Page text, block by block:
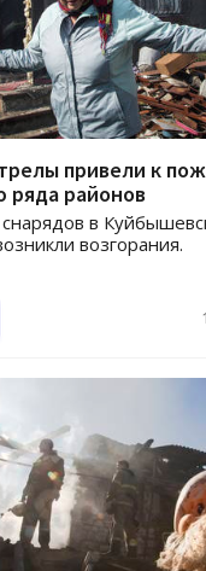
привели к
ряда районов
в
возгорания.